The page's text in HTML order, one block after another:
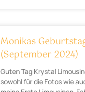
Monikas
(September 2024)
Guten Tag Krystal
sowohl für die Fotos wie